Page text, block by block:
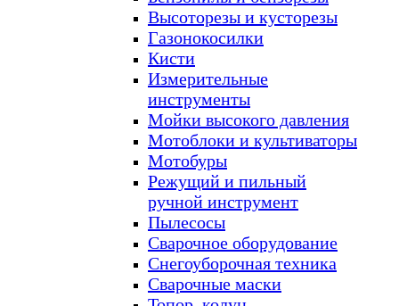
Высоторезы и кусторезы
Газонокосилки
Кисти
Измерительные
инструменты
Мойки высокого давления
Мотоблоки и культиваторы
Мотобуры
Режущий и пильный
ручной инструмент
Пылесосы
Сварочное оборудование
Снегоуборочная техника
Сварочные маски